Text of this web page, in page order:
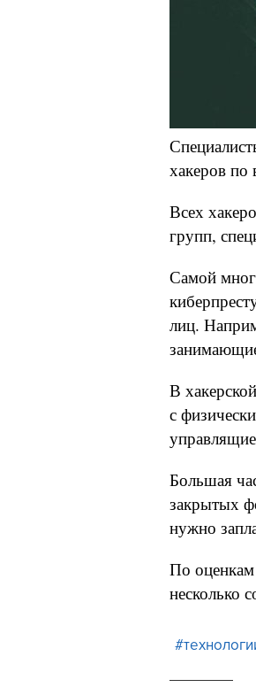
хакеров по
Всех
групп,
Самой
лиц.
В
с
Большая
закрытых
нужно
По оценкам
несколько